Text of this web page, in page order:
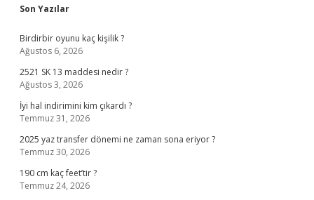
Sidebar
Son Yazılar
Birdirbir oyunu kaç kişilik ?
Ağustos 6, 2026
2521 SK 13 maddesi nedir ?
Ağustos 3, 2026
İyi hal indirimini kim çıkardı ?
Temmuz 31, 2026
2025 yaz transfer dönemi ne zaman sona eriyor ?
Temmuz 30, 2026
190 cm kaç feet’tir ?
Temmuz 24, 2026